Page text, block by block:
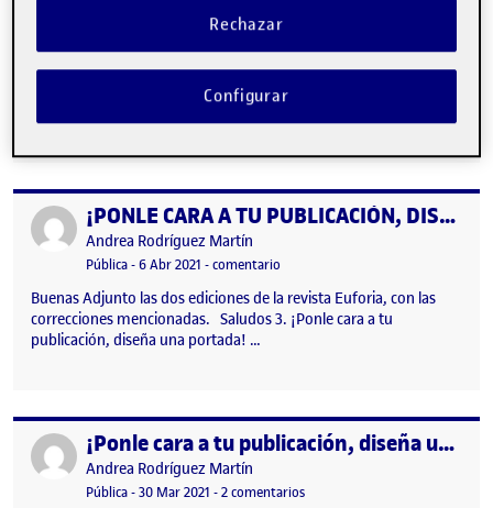
combinando tipografías y colores en la composición además de
diferenciar diversos niveles de peso en el texto, reflejando la idea
gráfica «hecho a mano». Se añade un trazo simbolizando el
bordado o cosido de tejido de la revista. La composición del
Publicado por ¡PONLE CARA A TU PUBLICACIÓN, DISEÑA UNA PORTADA! – correcciones
Publicado por
Andrea Rodríguez Martín
Visibilidad:
Pública-Fecha de publicación
6 Abr 2021 6 abril, 2021 12:30 pm
-comentario
Buenas Adjunto las dos ediciones de la revista Euforia, con las
correcciones mencionadas. Saludos 3. ¡Ponle cara a tu
publicación, diseña una portada! …
Publicado por ¡Ponle cara a tu publicación, diseña una portada!
Publicado por
Andrea Rodríguez Martín
Visibilidad:
Pública-Fecha de publicación
30 Mar 2021 -2 comentariosen ¡Ponle cara a tu
Rechazar
Configurar